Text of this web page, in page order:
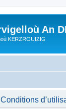
An
KERZROUIZIG